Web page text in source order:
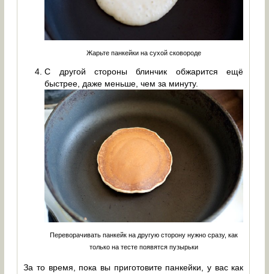
Жарьте панкейки на сухой сковороде
С другой стороны блинчик обжарится ещё
быстрее, даже меньше, чем за минуту.
Переворачивать панкейк на другую сторону нужно сразу, как
только на тесте появятся пузырьки
За то время, пока вы приготовите панкейки, у вас как